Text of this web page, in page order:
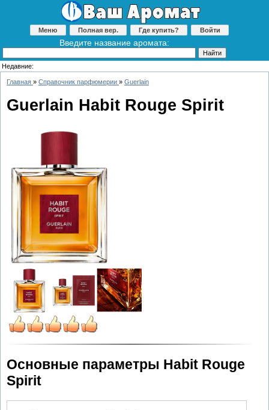
Меню Полная вер. Где купить? Войти
Введите название аромата:
Недавние:
Главная » Справочник парфюмерии » Guerlain
Guerlain Habit Rouge Spirit
Основные параметры Habit Rouge
Spirit